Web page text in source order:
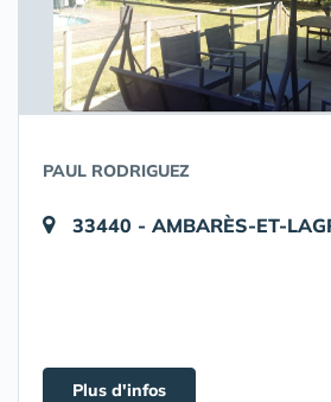
PAUL RODRIGUEZ
33440 - AMBARÈS-ET-
Plus d'infos